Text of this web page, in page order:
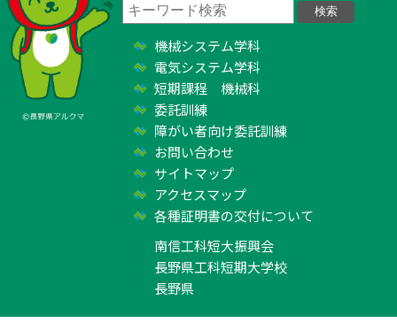
機械システム学科
電気システム学科
短期課程 機械科
委託訓練
障がい者向け委託訓練
お問い合わせ
サイトマップ
アクセスマップ
各種証明書の交付について
南信工科短大振興会
長野県工科短期大学校
長野県